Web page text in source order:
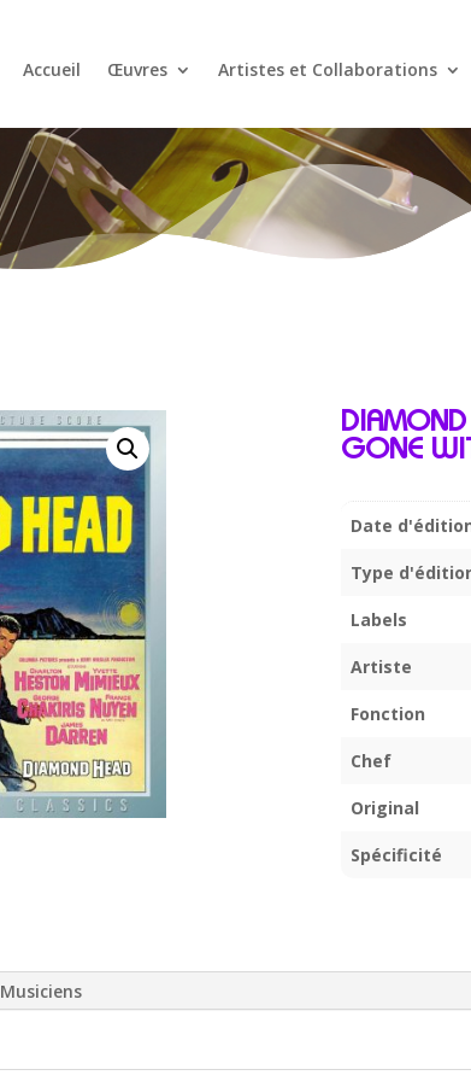
Accueil Œuvres Artistes et Collaborations
DIAMOND
GONE
Date
Type
Labels
Artiste
Fonction
Chef
Original
Spécificité
Musiciens